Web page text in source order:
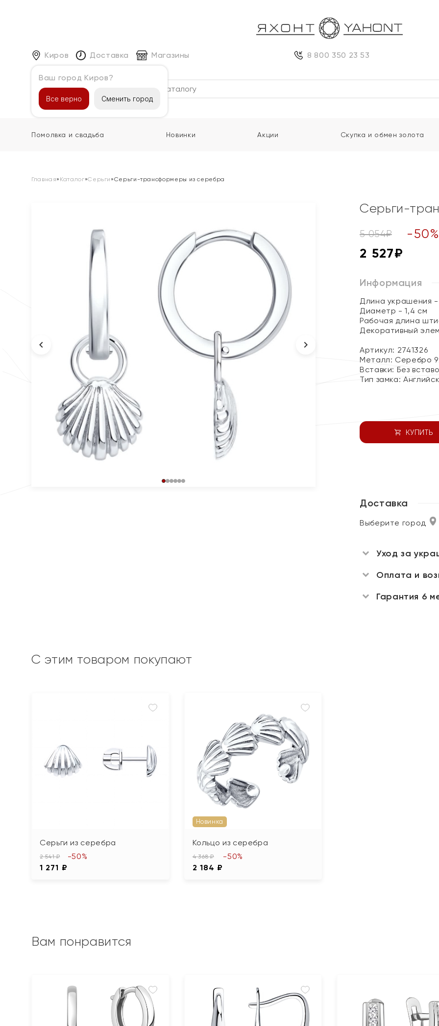
Киров
Ваш город Киров?
Все верно Сменить город
Доставка Магазины 8 800 350 23 53
Каталог
Помолвка и свадьба Новинки Акции Скупка и обмен золота
Главная» Каталог»Серьги »Серьги-трансформеры из серебра
Серьги-
5 054₽ -50%
2 527₽
Информация
Длина украшения
Диаметр - 1,4 см
Рабочая длина
Декоративный
Артикул: 2741326
Металл: Серебро
Вставки: Без
Тип замка:
КУПИТЬ
Доставка
Выберите город
Уход за
Оплата и
Гарантия 6
С этим товаром покупают
Серьги из серебра
2 541 ₽
1 271 ₽
-50%
Новинка
Кольцо из серебра
4 368 ₽
2 184 ₽
-50%
Вам понравится